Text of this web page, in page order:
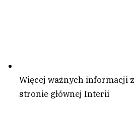
Więcej ważnych informacji
stronie głównej Interii